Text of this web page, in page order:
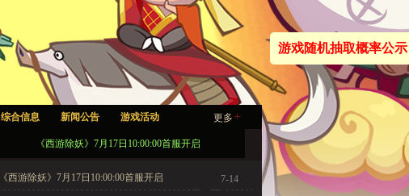
综合信息 新闻公告 游戏活动 更多 +
《西游除妖》7月17日10:00:00首服开启
《西游除妖》7月17日10:00:00首服开启 7-14
游戏随机抽取概率公示